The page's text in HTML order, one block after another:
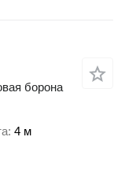
борона
4 м